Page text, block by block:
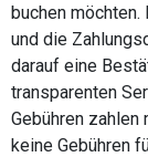
buchen möchten.
und die
darauf eine
transparenten
Gebühren zahlen
keine Gebühren